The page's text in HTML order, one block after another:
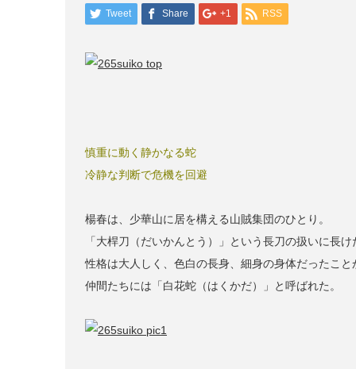
Tweet Share +1 RSS
慎重に動く静かなる蛇
冷静な判断で危機を回避
楊春は、少華山に居を構える山賊集団のひとり。
「大桿刀（だいかんとう）」という長刀の扱いに長け
性格は大人しく、色白の長身、細身の身体だったこと
仲間たちには「白花蛇（はくかだ）」と呼ばれた。